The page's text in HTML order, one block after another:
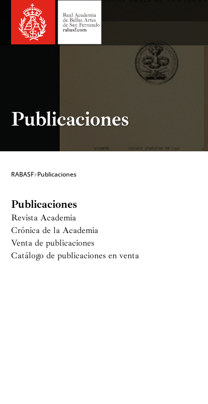
contenido
Publicaciones
RABASF Publicaciones
Publicaciones
Revista Academia
Crónica de la Academia
Venta de publicaciones
Catálogo de publicaciones en venta